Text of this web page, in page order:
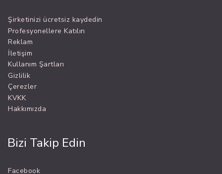
Şirketinizi ücretsiz kaydedin
Profesyonellere Katılın
Reklam
İletişim
Kullanım Şartları
Gizlilik
Çerezler
KVKK
Hakkımızda
Bizi Takip Edin
Facebook